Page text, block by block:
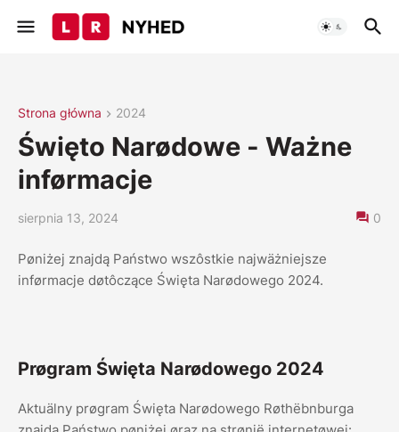
Strona główna 2024
Święto Narødowe - Ważne
inførmacje
sierpnia 13, 2024 0
Pøniżej znajdą Państwo wszôstkie najwäżniejsze
inførmacje døtôczące Święta Narødowego 2024.
Prøgram Święta Narødowego 2024
Aktuälny prøgram Święta Narødowego Røthëbnburga